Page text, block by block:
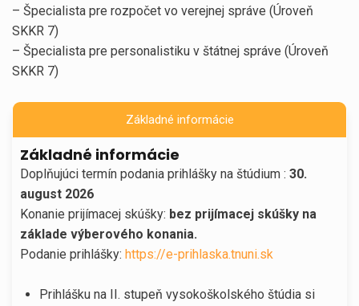
– Špecialista pre rozpočet vo verejnej správe (Úroveň
SKKR 7)
– Špecialista pre personalistiku v štátnej správe (Úroveň
SKKR 7)
Základné informácie
Základné informácie
Doplňujúci termín podania prihlášky na štúdium : 30.
august 2026
Konanie prijímacej skúšky: bez prijímacej skúšky na
základe výberového konania.
Podanie prihlášky: https://e-prihlaska.tnuni.sk
Prihlášku na II. stupeň vysokoškolského štúdia si